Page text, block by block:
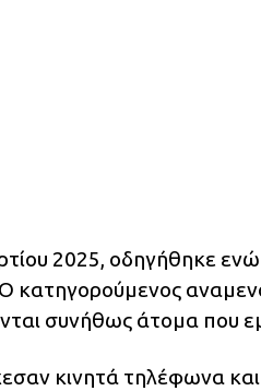
2025, οδηγήθηκε
κατηγορούμενος
συνήθως άτομα που
κινητά τηλέφωνα